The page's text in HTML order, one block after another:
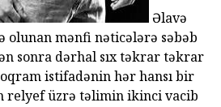
Əlavə
olunan mənfi nəticələrə səbəb
sonra dərhal sıx təkrar təkrar
istifadənin hər hansı bir
relyef üzrə təlimin ikinci vacib